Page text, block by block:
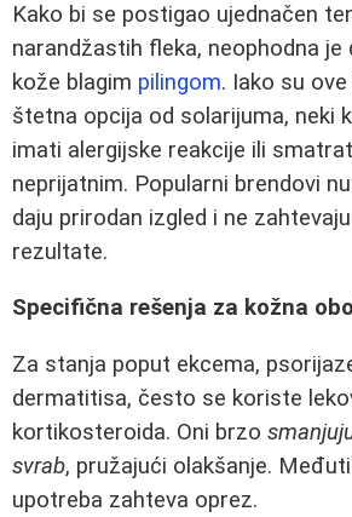
Kako bi se postigao ujednačen
narandžastih fleka, neophodna je
kože blagim pilingom. Iako su
štetna opcija od solarijuma, neki
imati alergijske reakcije ili
neprijatnim. Popularni brendovi
daju prirodan izgled i ne
rezultate.
Specifična rešenja za kožna
Za stanja poput ekcema,
dermatitisa, često se koriste
kortikosteroida. Oni brzo
svrab, pružajući olakšanje.
upotreba zahteva oprez.